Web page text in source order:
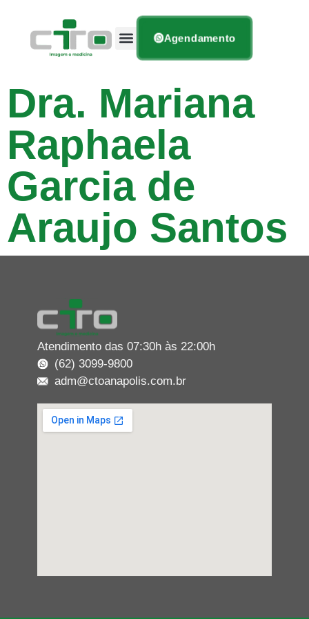
Agendamento
Dra. Mariana
Raphaela
Garcia de
Araujo Santos
Atendimento das 07:30h às 22:00h
(62) 3099-9800
adm@ctoanapolis.com.br